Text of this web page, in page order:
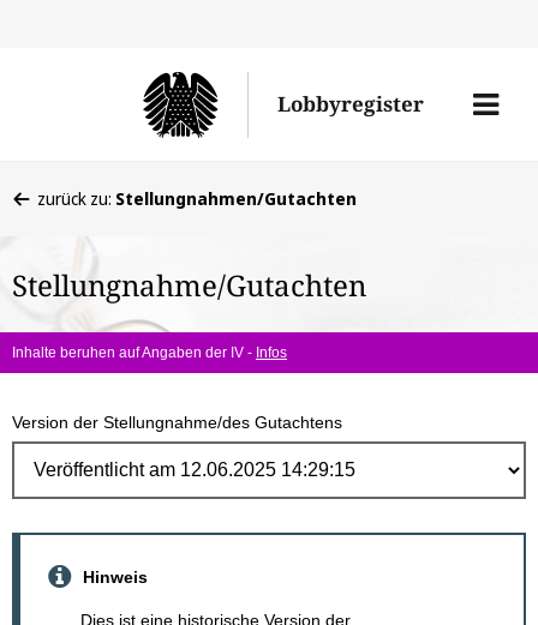
Lobbyregister
Menü
befinden
hier:
zurück zu: Stellungnahmen/Gutachten
Stellungnahme/Gutachten
Inhalte beruhen auf Angaben der IV - Infos
Version der Stellungnahme/des Gutachtens
Hinweis
Dies ist eine historische Version der